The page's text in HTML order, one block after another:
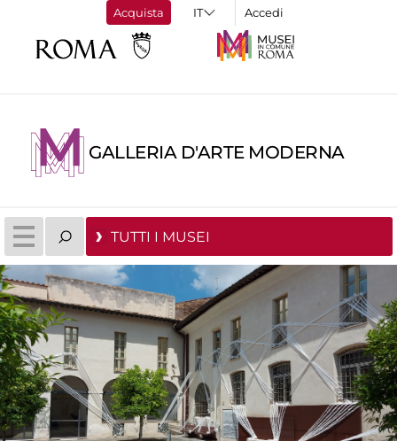
Acquista Accedi
GALLERIA D'ARTE MODERNA
TUTTI I MUSEI